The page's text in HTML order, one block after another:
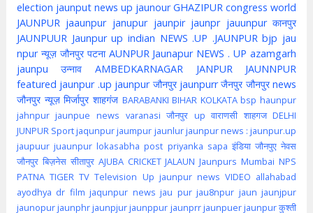
election jaunput news up jaunour GHAZIPUR congress world
JAUNPUR jaaunpur janupur jaunpir jaunpr jauunpur कानपुर
JAUNPUUR Jaunpur up indian NEWS .UP .JAUNPUR bjp jau
npur न्यूज़ जौनपुर पटना AUNPUR Jaunapur NEWS . UP azamgarh
jaunpu
उन्नाव AMBEDKARNAGAR JANPUR
JAUNNPUR
featured jaunpur .up jaunpur जौनपुर jaunpurr जैनपुर जौनपुर news
जौनपुर न्यूज़ मिर्जापुर शाहगंज BARABANKI BIHAR KOLKATA bsp haunpur
jahnpur jaunpue news varanasi जौनपुर up वाराणसी शाहगज DELHI
JUNPUR Sportjaqunpurjaumpur jaunlurjaunpur news : jaunpur.up
jaupuur juaunpur lokasabha post priyanka sapa इंडिया जौनपुए नेवस
जौनपुर बिज़नेस सीतापुर AJUBA CRICKET JALAUN Jaunpurs Mumbai NPS
PATNA TIGER TV Television Up jaunpur news VIDEO allahabad
ayodhya dr film jaqunpur news jau pur jau8npur jaun jaunjpur
jaunopurjaunphrjaunpjurjaunppur jaunprrjaunpuerjaunpur कुश्ती